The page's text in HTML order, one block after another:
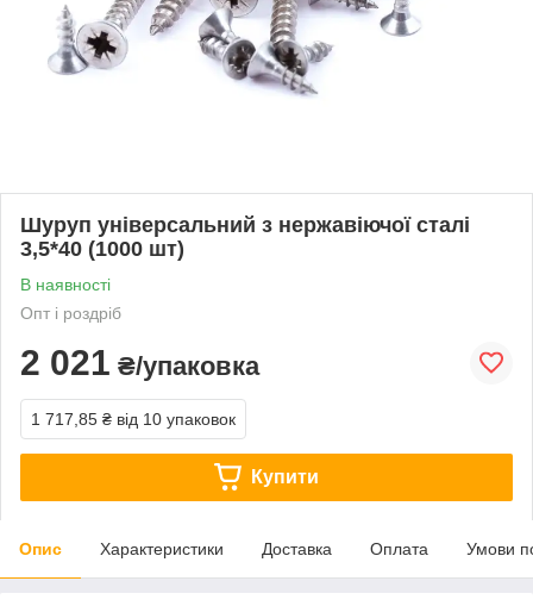
Шуруп універсальний з нержавіючої сталі
3,5*40 (1000 шт)
В наявності
Опт і роздріб
2 021 ₴/упаковка
1 717,85 ₴ від 10 упаковок
Купити
Опис Характеристики Доставка Оплата Умови